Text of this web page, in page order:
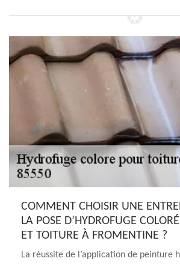
COMMENT CHOISIR UNE
LA POSE D’HYDROFUGE
ET TOITURE À FROMENTINE ?
La réussite de l’application de peinture